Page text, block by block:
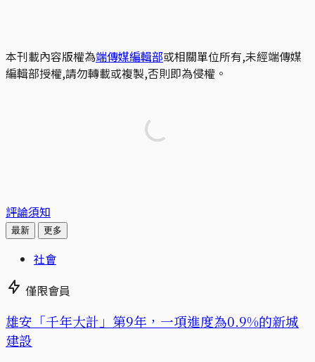
本刊載內容版權為端傳媒編輯部或相關單位所有,未經端傳媒
編輯部授權,請勿轉載或複製,否則即為侵權。
評論須知
最新 更多
社會
僅限會員
​​雄安「千年大計」第9年，一項進度為0.9%的新城
建設